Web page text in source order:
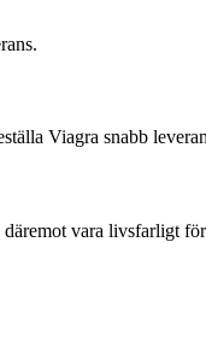
Viagra snabb
vara livsfarligt